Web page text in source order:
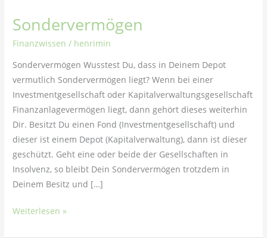
Sondervermögen
Finanzwissen / henrimin
Sondervermögen Wusstest Du, dass in Deinem Depot
vermutlich Sondervermögen liegt? Wenn bei einer
Investmentgesellschaft oder Kapitalverwaltungsgesellschaft
Finanzanlagevermögen liegt, dann gehört dieses weiterhin
Dir. Besitzt Du einen Fond (Investmentgesellschaft) und
dieser ist einem Depot (Kapitalverwaltung), dann ist dieser
geschützt. Geht eine oder beide der Gesellschaften in
Insolvenz, so bleibt Dein Sondervermögen trotzdem in
Deinem Besitz und […]
Sondervermögen
Weiterlesen »